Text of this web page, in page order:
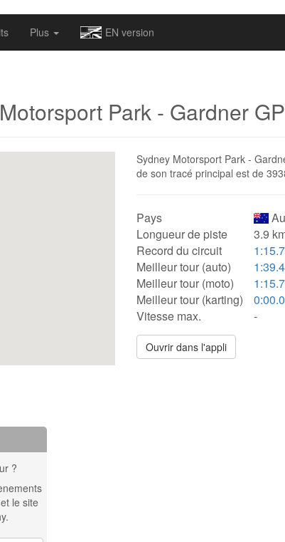
Plus EN version
Park - Gardner
Sydney Motorsport Park -
de son tracé principal est de
Pays
Longueur de piste
3.9
Record du circuit
Meilleur tour (auto)
Meilleur tour (moto)
Meilleur tour (karting)
Vitesse max.
-
Ouvrir dans l'appli
?
le site